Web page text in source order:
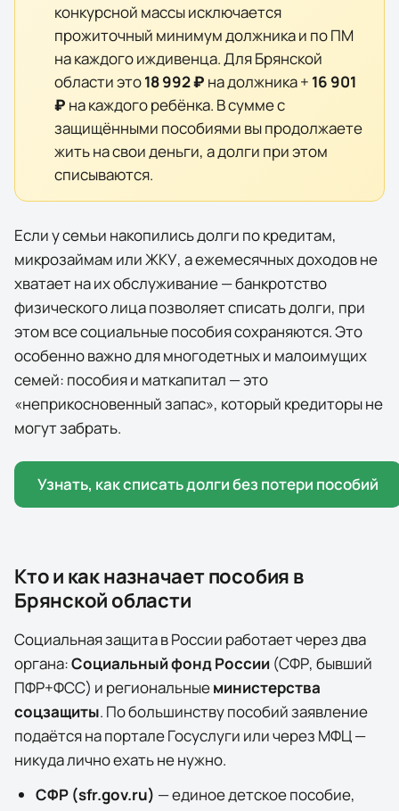
конкурсной массы исключается
прожиточный минимум должника и по ПМ
на каждого иждивенца. ДляБрянской
областиэто18 992 ₽ на должника + 16 901
₽ на каждого ребёнка. В сумме с
защищёнными пособиями вы продолжаете
жить на свои деньги, а долги при этом
списываются.
Если у семьи накопились долги по кредитам,
микрозаймам или ЖКУ, а ежемесячных доходов не
хватает на их обслуживание — банкротство
физического лица позволяет списать долги, при
этом все социальные пособия сохраняются. Это
особенно важно для многодетных и малоимущих
семей: пособия и маткапитал — это
«неприкосновенный запас», который кредиторы не
могут забрать.
Узнать, как списать долги без потери пособий
Кто и как назначает пособия в
Брянской области
Социальная защита в России работает через два
органа:Социальный фонд России (СФР, бывший
ПФР+ФСС) и региональныеминистерства
соцзащиты. По большинству пособий заявление
подаётся на порталеГосуслуги или через МФЦ —
никуда лично ехать не нужно.
СФР (sfr.gov.ru) — единое детское пособие,